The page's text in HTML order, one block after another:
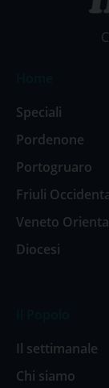
Speciali
Pordenone
Portogruaro
Friuli
Veneto
Diocesi
Il settimanale
Chi siamo